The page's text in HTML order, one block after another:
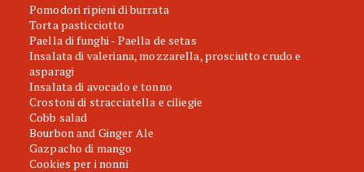
Pomodori ripieni di burrata
Torta pasticciotto
Paella di funghi - Paella de setas
Insalata di valeriana, mozzarella, prosciutto crudo e
asparagi
Insalata di avocado e tonno
Crostoni di stracciatella e ciliegie
Cobb salad
Bourbon and Ginger Ale
Gazpacho di mango
Cookies per i nonni